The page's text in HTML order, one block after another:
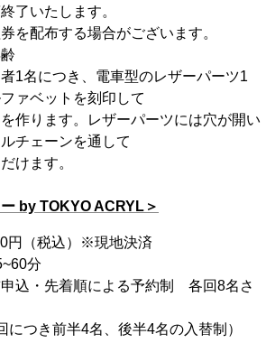
了いたします。
を配布する場合がございます。
1名につき、電車型のレザーパーツ1
ァベットを刻印して
作ります。レザーパーツには穴が開い
チェーンを通して
けます。
by TOKYO ACRYL＞
円（税込）※現地決済
分
申込・先着順による予約制 各回8名さ
半4名、後半4名の入替制）